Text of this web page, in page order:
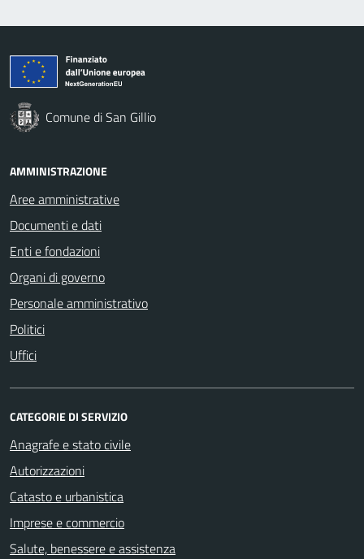
Comune di San Gillio
AMMINISTRAZIONE
Aree amministrative
Documenti e dati
Enti e fondazioni
Organi di governo
Personale amministrativo
Politici
Uffici
CATEGORIE DI SERVIZIO
Anagrafe e stato civile
Autorizzazioni
Catasto e urbanistica
Imprese e commercio
Salute, benessere e assistenza